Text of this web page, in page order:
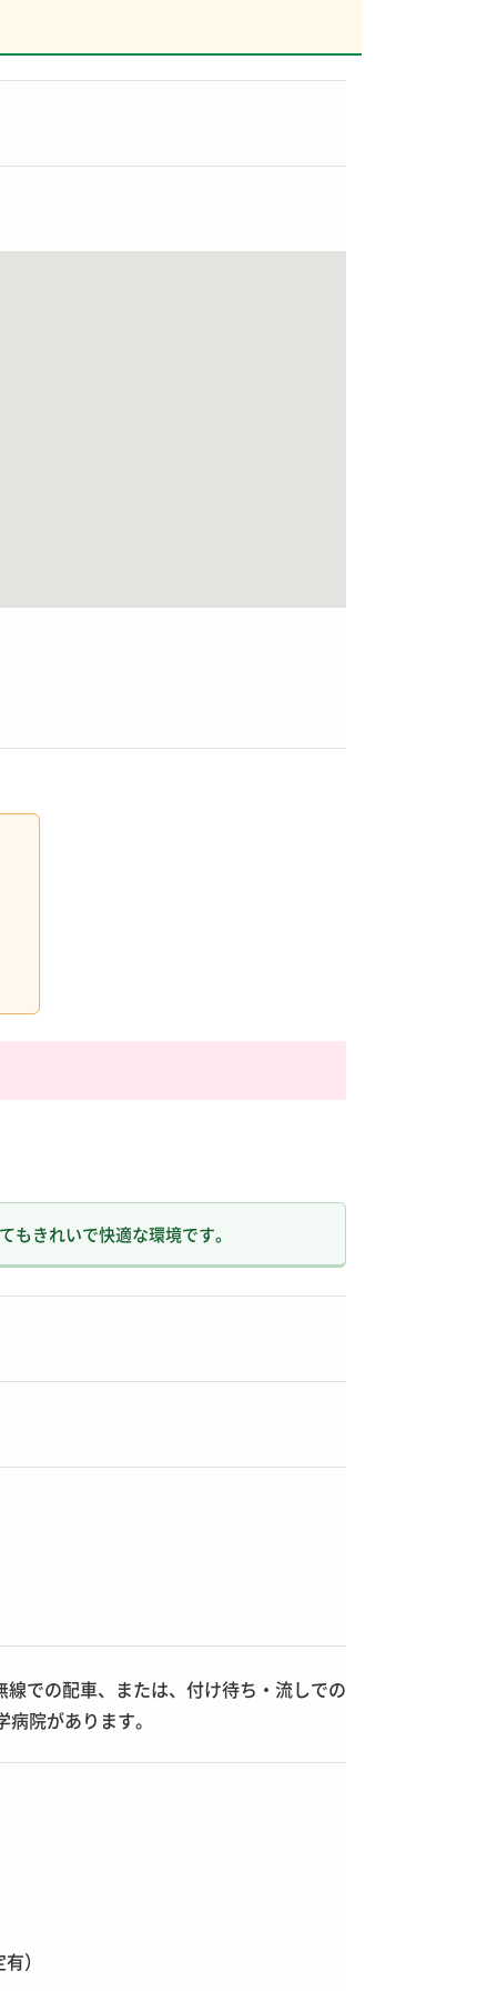
きれいで快適な環境です。
での配車、または、付け待ち・流しでの
院があります。
）